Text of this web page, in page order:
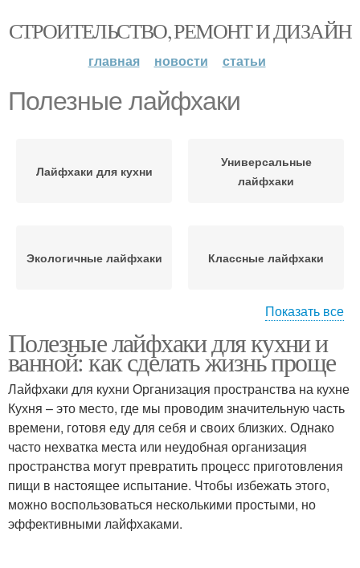
СТРОИТЕЛЬСТВО, РЕМОНТ И ДИЗАЙН
главная новости статьи
Полезные лайфхаки
Лайфхаки для кухни
Универсальные
лайфхаки
Экологичные лайфхаки Классные лайфхаки
Бытовые лайфхаки
повседневной жизни
Простые лайфхаки
Лайфхаки для
начинающих и
Креативные лайфхаки
Показать все
Полезные лайфхаки для кухни и
ванной: как сделать жизнь проще
Лайфхаки для кухни Организация пространства на кухне
Кухня – это место, где мы проводим значительную часть
времени, готовя еду для себя и своих близких. Однако
часто нехватка места или неудобная организация
пространства могут превратить процесс приготовления
пищи в настоящее испытание. Чтобы избежать этого,
можно воспользоваться несколькими простыми, но
эффективными лайфхаками.